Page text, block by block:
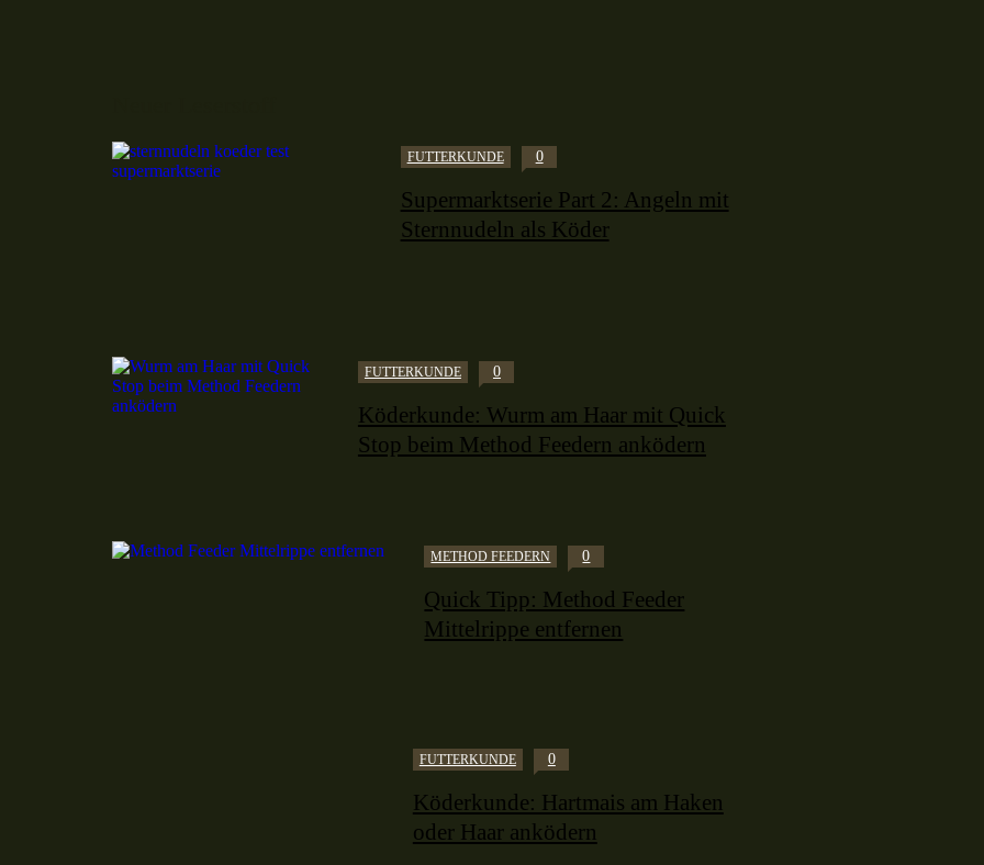
FUTTERKUNDE 0
Supermarktserie Part 2: Angeln mit
Sternnudeln als Köder
FUTTERKUNDE 0
Köderkunde: Wurm am Haar mit Quick
Stop beim Method Feedern anködern
METHOD FEEDERN 0
Quick Tipp: Method Feeder
Mittelrippe entfernen
FUTTERKUNDE 0
Köderkunde: Hartmais am Haken
oder Haar anködern